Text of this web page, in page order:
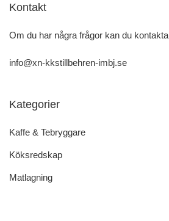
Kontakt
Om du har några frågor kan du
info@xn-kkstillbehren-imbj.se
Kategorier
Kaffe & Tebryggare
Köksredskap
Matlagning